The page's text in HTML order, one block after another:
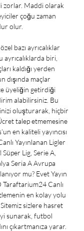
zorlar. Maddi olarak
çoğu zaman
olur.
bazı ayrıcalıklar
ayrıcalıklarda biri,
kaldığı yerden
dışında maçlar
üyeliğin getirdiği
alabilirsiniz. Bu
oluşturarak, hiçbir
Ücret talep etmemesine
en kaliteli yayıncısı
Yayınlanan Ligler
Lig, Serie A,
Seria A Avrupa
mu? Evet Yayın
Taraftarium24 Canlı
en kolay yolu
sizlere hasret
sunarak, futbol
çıkartmanıza yarar.